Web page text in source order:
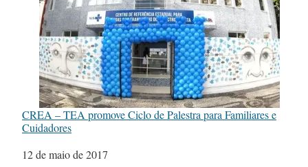
CREA – TEA promove Ciclo de Palestra para Familiares e
Cuidadores
Data
12 de maio de 2017